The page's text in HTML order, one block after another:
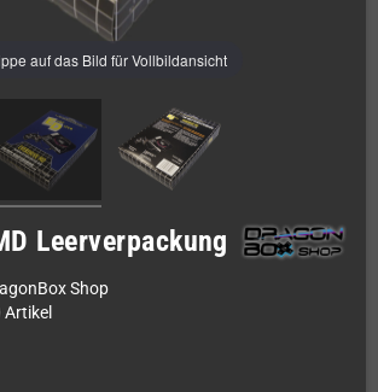
auf das Bild für Vollbildansicht
Leerverpackung
Shop
Artikel